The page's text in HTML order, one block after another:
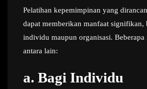
Pelatihan kepemimpinan yang
dapat memberikan manfaat signifikan,
individu maupun organisasi. Beberapa
antara lain:
a. Bagi Individu